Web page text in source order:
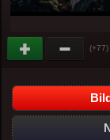
(+77)